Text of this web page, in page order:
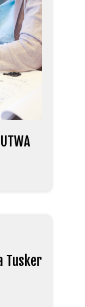
Tusker